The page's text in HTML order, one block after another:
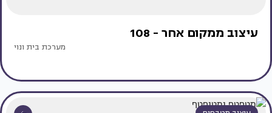
עיצוב ממקום אחר - 108
מערכת בית ונוי